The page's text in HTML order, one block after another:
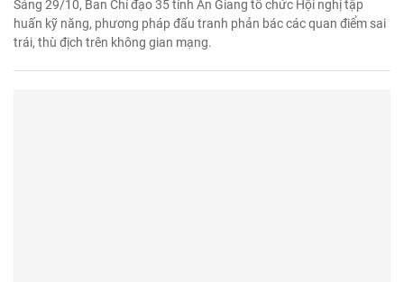
Sáng 29/10, Ban Chỉ đạo 35 tỉnh An Giang tổ chức Hội nghị tập
huấn kỹ năng, phương pháp đấu tranh phản bác các quan điểm sai
trái, thù địch trên không gian mạng.